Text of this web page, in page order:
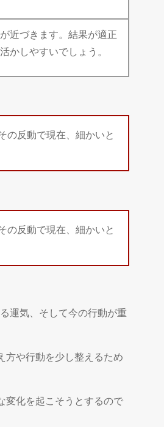
近づきます。結果が適正
かしやすいでしょう。
の反動で現在、細かいと
の反動で現在、細かいと
運気、そして今の行動が重
方や行動を少し整えるため
変化を起こそうとするので